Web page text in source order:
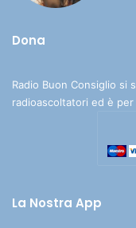
Dona
Radio Buon Consiglio
radioascoltatori ed è
La Nostra App